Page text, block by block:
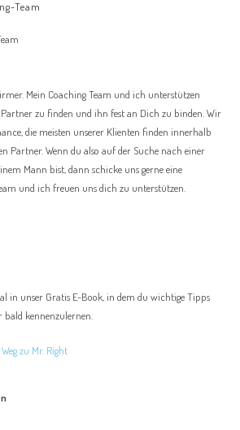
Team
Mein Coaching Team und ich unterstützen
Partner zu finden und ihn fest an Dich zu binden. Wir
die meisten unserer Klienten finden innerhalb
Partner. Wenn du also auf der Suche nach einer
Mann bist, dann schicke uns gerne eine
und ich freuen uns dich zu unterstützen.
in unser Gratis E-Book, in dem du wichtige Tipps
kennenzulernen.
zu Mr. Right